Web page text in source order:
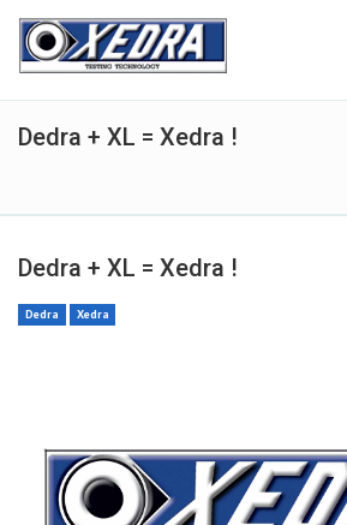
Dedra + XL = Xedra !
Dedra + XL = Xedra !
Dedra Xedra